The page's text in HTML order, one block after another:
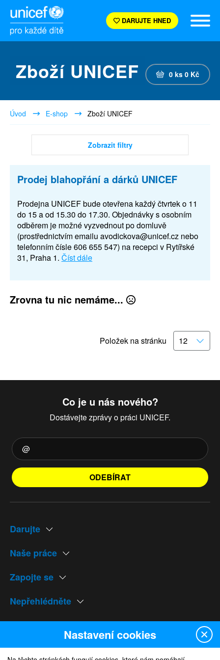
DARUJTE HNED
Zboží UNICEF 0 ks 0 Kč
Úvod E-shop Zboží UNICEF
Zobrazit filtry
Prodej blahopřání a dárků UNICEF
Prodejna UNICEF bude otevřena každý čtvrtek o 11
do 15 a od 15.30 do 17.30. Objednávky s osobním
odběrem je možné vyzvednout po domluvě
(prostřednictvím emailu avodickova@unicef.cz nebo
telefonním čísle 606 655 547) na recepci v Rytířské
31, Praha 1. Číst dále
Zrovna tu nic nemáme...
Položek na stránku
Co je u nás nového?
Dostávejte zprávy o práci UNICEF.
ODEBÍRAT
Darujte
Naše práce
Zapojte se
Nepřehlédněte
Naše weby
Nastavení cookies